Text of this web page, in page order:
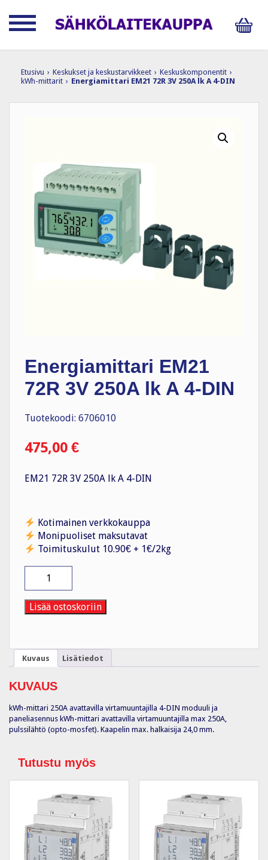
Etusivu › Keskukset ja keskustarvikkeet › Keskuskomponentit ›
kWh-mittarit › Energiamittari EM21 72R 3V 250A lk A 4-DIN
Energiamittari EM21
72R 3V 250A lk A 4-DIN
Tuotekoodi: 6706010
475,00 €
EM21 72R 3V 250A lk A 4-DIN
Kotimainen verkkokauppa
Monipuoliset maksutavat
Toimituskulut 10.90€ + 1€/2kg
72R
3V
250A
4-
DIN
Lisää ostoskoriin
Kuvaus Lisätiedot
KUVAUS
kWh-mittari 250A avattavilla virtamuuntajilla 4-DIN moduuli ja
paneliasennus kWh-mittari avattavilla virtamuuntajilla max 250A,
pulssilähtö (opto-mosfet). Kaapelin max. halkaisija 24,0 mm.
Tutustu myös